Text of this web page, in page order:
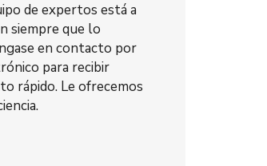
de expertos está a
siempre que lo
en contacto por
para recibir
rápido. Le ofrecemos